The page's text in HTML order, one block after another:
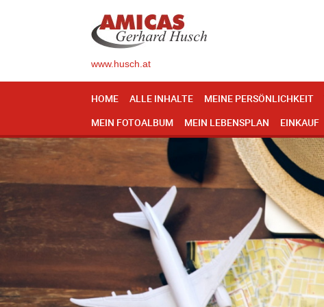
www.husch.at
HOME ALLE INHALTE MEINE PERSÖNLICHKEIT
MEIN FOTOALBUM
MEIN LEBENSPLAN EINKAUF